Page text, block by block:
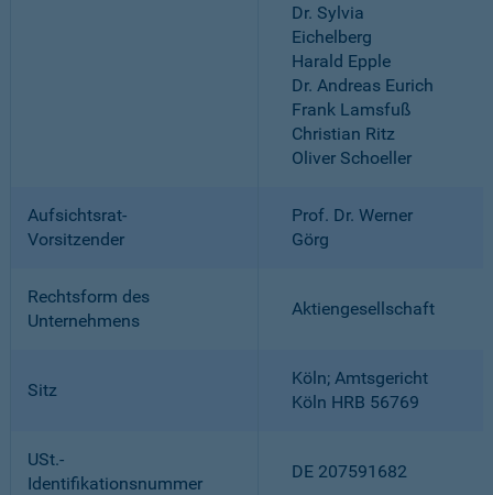
Dr. Sylvia
Eichelberg
Harald Epple
Dr. Andreas Eurich
Frank Lamsfuß
Christian Ritz
Oliver Schoeller
Aufsichtsrat-
Vorsitzender
Prof. Dr. Werner
Görg
Rechtsform des
Unternehmens
Aktiengesellschaft
Sitz
Köln; Amtsgericht
Köln HRB 56769
USt.-
Identifikationsnummer
DE 207591682